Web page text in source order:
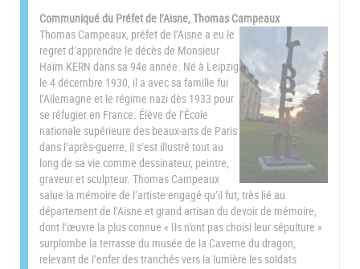
Communiqué du Préfet de l’Aisne, Thomas Campeaux
Thomas Campeaux, préfet de l’Aisne a eu le
regret d’apprendre le décès de Monsieur
Haïm KERN dans sa 94e année. Né à Leipzig
le 4 décembre 1930, il a avec sa famille fui
l’Allemagne et le régime nazi dès 1933 pour
se réfugier en France. Élève de l’École
nationale supérieure des beaux-arts de Paris
dans l’après-guerre, il s’est illustré tout au
long de sa vie comme dessinateur, peintre,
graveur et sculpteur. Thomas Campeaux
salue la mémoire de l’artiste engagé qu’il fut, très lié au
département de l’Aisne et grand artisan du devoir de mémoire,
dont l’œuvre la plus connue « Ils n’ont pas choisi leur sépulture »
surplombe la terrasse du musée de la Caverne du dragon,
relevant de l’enfer des tranchés vers la lumière les soldats